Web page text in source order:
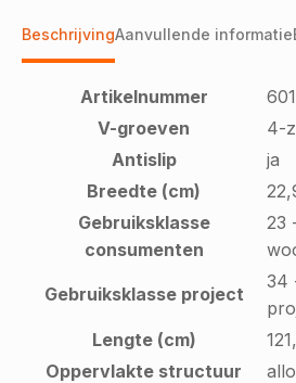
BeschrijvingAanvullende informatie
Artikelnummer
V-groeven
4-
Antislip
ja
Breedte (cm)
Gebruiksklasse
consumenten
23
Gebruiksklasse project
34
Lengte (cm)
Oppervlakte structuur